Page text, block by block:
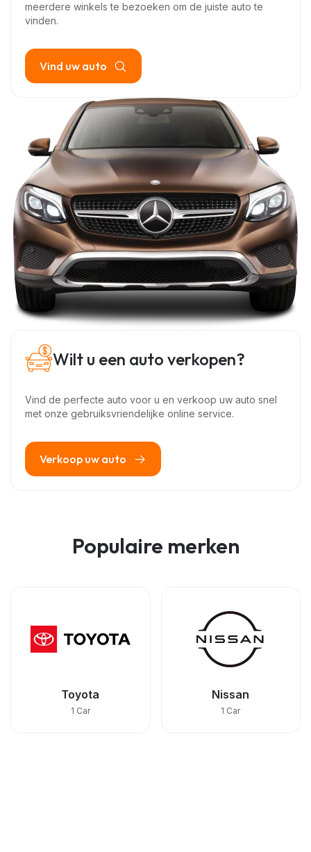
meerdere winkels te bezoeken om de juiste auto te
vinden.
Vind uw auto
Wilt u een auto verkopen?
Vind de perfecte auto voor u en verkoop uw auto snel
met onze gebruiksvriendelijke online service.
Verkoop uw auto
Populaire merken
Toyota
1 Car
Nissan
1 Car